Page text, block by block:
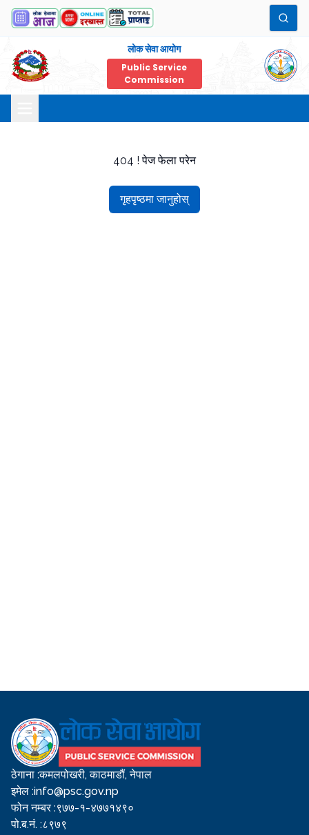
लोक सेवा आयोग
Public Service
Commission
404 ! पेज फेला परेन
गृहपृष्ठमा जानुहोस्
ठेगाना :कमलपोखरी, काठमाडौं, नेपाल
इमेल :info@psc.gov.np
फोन नम्बर :९७७-१-४७७१४९०
पो.ब.नं. :८९७९